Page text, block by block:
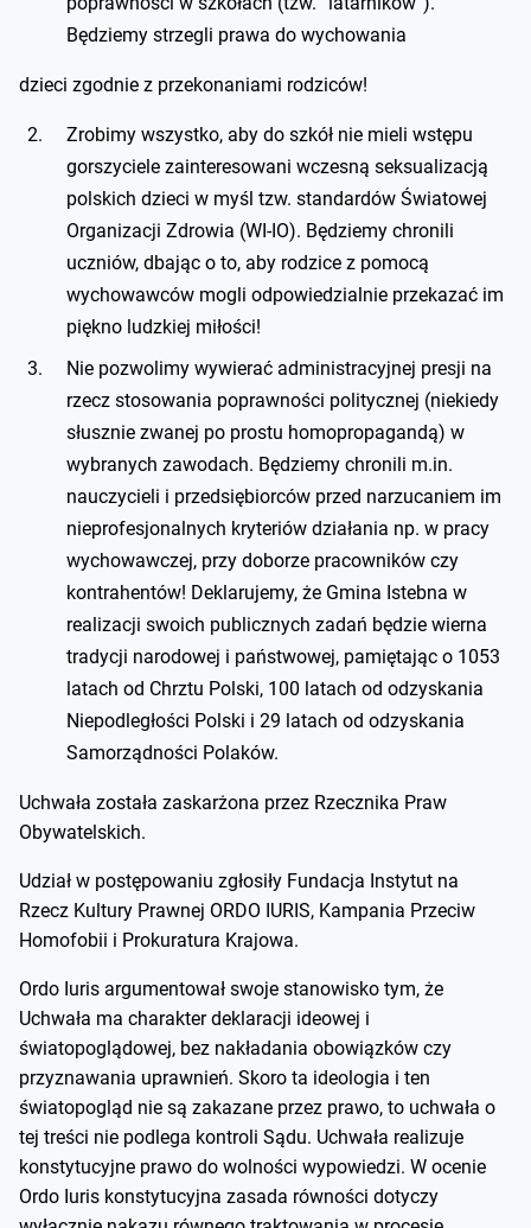
Będziemy strzegli prawa do wychowania
dzieci zgodnie z przekonaniami rodziców!
Zrobimy wszystko, aby do szkół nie mieli wstępu
gorszyciele zainteresowani wczesną seksualizacją
polskich dzieci w myśl tzw. standardów Światowej
Organizacji Zdrowia (WI-IO). Będziemy chronili
uczniów, dbając o to, aby rodzice z pomocą
wychowawców mogli odpowiedzialnie przekazać im
piękno ludzkiej miłości!
Nie pozwolimy wywierać administracyjnej presji na
rzecz stosowania poprawności politycznej (niekiedy
słusznie zwanej po prostu homopropagandą) w
wybranych zawodach. Będziemy chronili m.in.
nauczycieli i przedsiębiorców przed narzucaniem im
nieprofesjonalnych kryteriów działania np. w pracy
wychowawczej, przy doborze pracowników czy
kontrahentów! Deklarujemy, że Gmina Istebna w
realizacji swoich publicznych zadań będzie wierna
tradycji narodowej i państwowej, pamiętając o 1053
latach od Chrztu Polski, 100 latach od odzyskania
Niepodległości Polski i 29 latach od odzyskania
Samorządności Polaków.
Uchwała została zaskarżona przez Rzecznika Praw
Obywatelskich.
Udział w postępowaniu zgłosiły Fundacja Instytut na
Rzecz Kultury Prawnej ORDO IURIS, Kampania Przeciw
Homofobii i Prokuratura Krajowa.
Ordo Iuris argumentował swoje stanowisko tym, że
Uchwała ma charakter deklaracji ideowej i
światopoglądowej, bez nakładania obowiązków czy
przyznawania uprawnień. Skoro ta ideologia i ten
światopogląd nie są zakazane przez prawo, to uchwała o
tej treści nie podlega kontroli Sądu. Uchwała realizuje
konstytucyjne prawo do wolności wypowiedzi. W ocenie
Ordo Iuris konstytucyjna zasada równości dotyczy